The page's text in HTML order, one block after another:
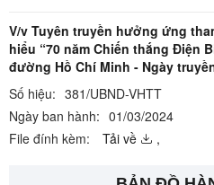
V/v Tuyên truyền hưởng ứng
hiểu “70 năm Chiến thắng Điện
đường Hồ Chí Minh - Ngày
Số hiệu: 381/UBND-VHTT
Ngày ban hành: 01/03/2024
File đính kèm:
Tải về ,